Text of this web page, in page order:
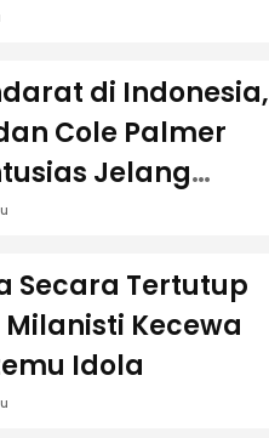
di Indonesia,
Cole Palmer
Jelang
Secara Tertutup
Kecewa
Idola